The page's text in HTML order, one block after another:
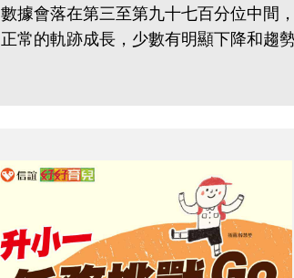
數據會落在第三至第九十七百分位中間
正常的軌跡成長，少數有明顯下降和趨